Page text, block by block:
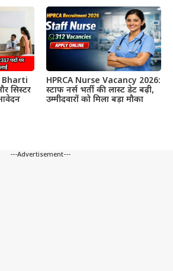
Bharti
सिस्टर
HPRCA Nurse Vacancy 2026:
स्टाफ नर्स भर्ती की लास्ट डेट बढ़ी,
उम्मीदवारों को मिला बड़ा मौका
---Advertisement---